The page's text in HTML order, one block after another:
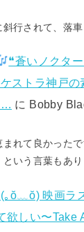
行されて、落車
❝蒼いノクタ
ストラ神戸の
… に Bobby
まれて良かった
という言葉もあ
｡⁠ŏ⁠﹏⁠ŏ⁠) 映画ラ
しい〜Take